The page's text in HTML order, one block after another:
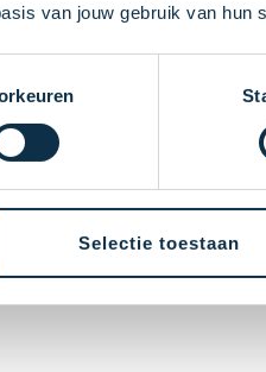
van jouw gebruik van hun
Selectie toestaan